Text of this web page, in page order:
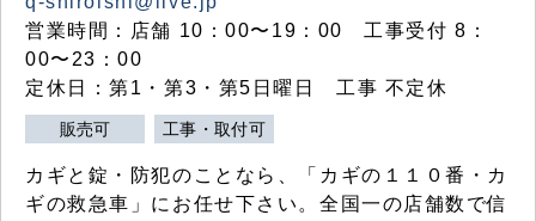
営業時間：店舗 10：00〜19：00 工事受付 8：
00〜23：00
定休日：第1・第3・第5日曜日 工事 不定休
販売可 工事・取付可
カギと錠・防犯のことなら、「カギの１１０番・カ
ギの救急車」にお任せ下さい。全国一の店舗数で信